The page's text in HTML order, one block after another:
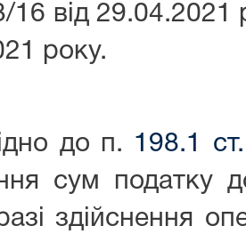
від
року.
до п. 198.1
сум податку
здійснення